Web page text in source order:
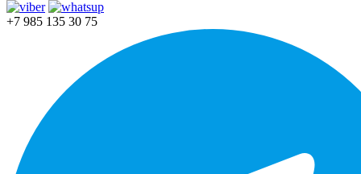
+7 985 135 30 75